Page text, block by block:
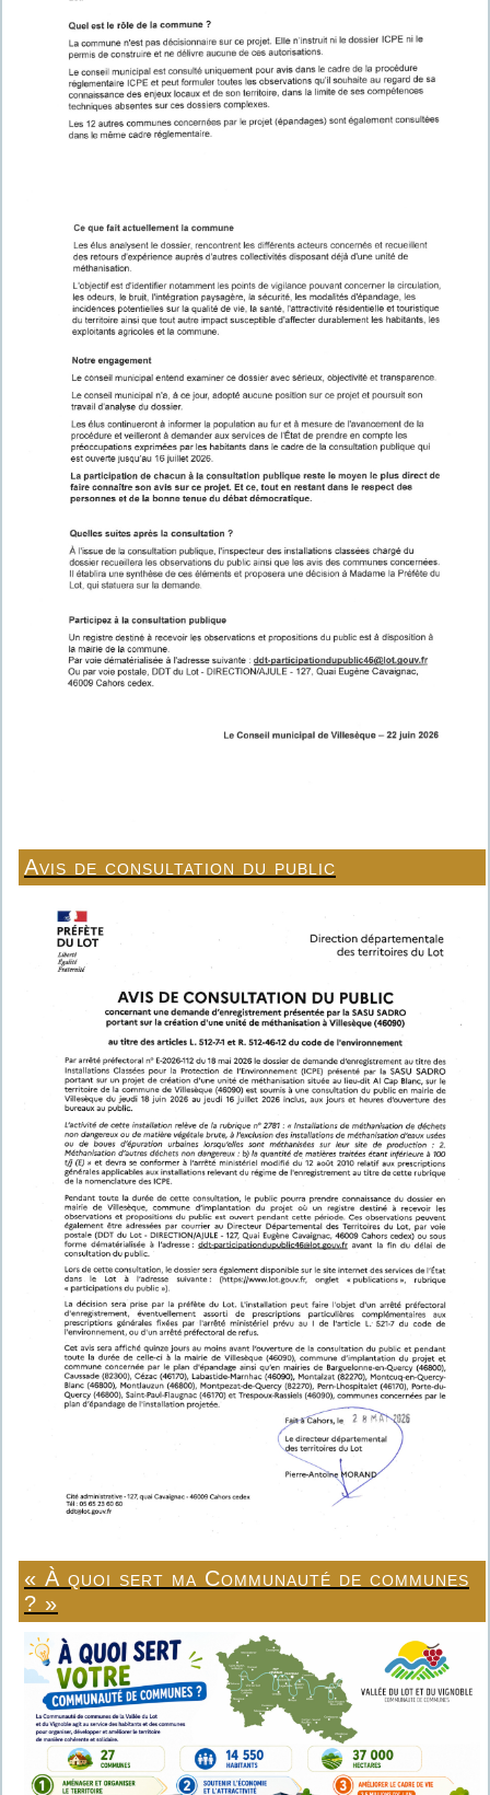
Avis de consultation du public
« À quoi sert ma Communauté de communes
? »